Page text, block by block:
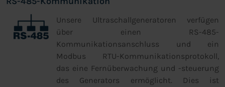
Unsere Ultraschallgeneratoren verfügen
über einen RS-485-
Kommunikationsanschluss und ein
Modbus RTU-Kommunikationsprotokoll,
das eine Fernüberwachung und -steuerung
des Generators ermöglicht. Dies ist